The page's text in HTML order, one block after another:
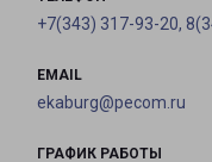
+7(343) 317-93-20,
EMAIL
ekaburg@pecom.ru
ГРАФИК РАБОТЫ